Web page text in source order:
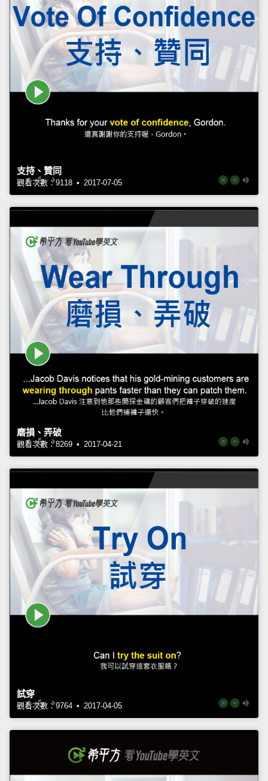
支持、贊同
觀看次數：9118 • 2017-07-05
磨損、弄破
觀看次數：8269 • 2017-04-21
試穿
觀看次數：9764 • 2017-04-05